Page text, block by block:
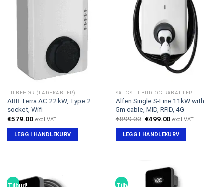
TILBEHØR (LADEKABLER)
ABB Terra AC 22 kW, Type 2
socket, Wifi
€579.00 excl VAT
LEGG I HANDLEKURV
SALGSTILBUD OG RABATTER
Alfen Single S-Line 11kW with
5m cable, MID, RFID, 4G
€899.00 Opprinnelig
var:
€899.00.
€499.00Nåværende
er:
€499.00.
excl VAT
LEGG I HANDLEKURV
Tilbud! Tilbud!